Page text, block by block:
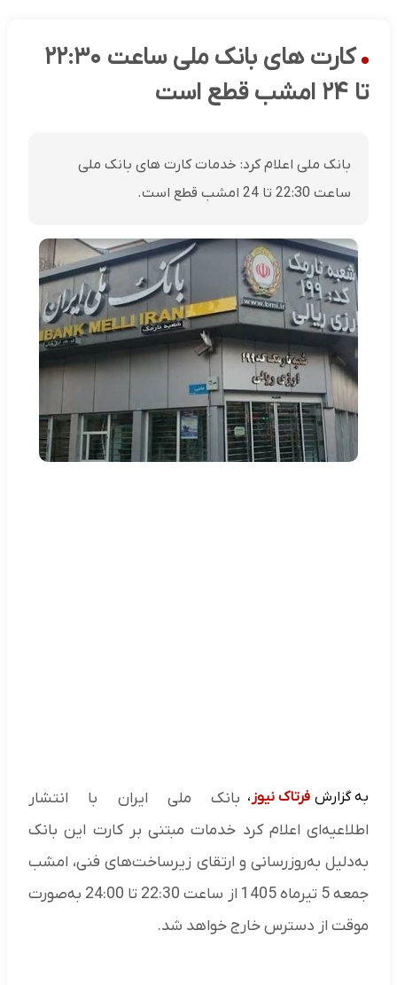
کارت های بانک ملی ساعت ۲۲:۳۰
تا ۲۴ امشب قطع است
بانک ملی اعلام کرد: خدمات کارت های بانک ملی
ساعت 22:30 تا 24 امشب قطع است.
به گزارش فرتاک نیوز ، بانک ملی ایران با انتشار
اطلاعیه‌ای اعلام کرد خدمات مبتنی بر کارت این بانک
به‌دلیل به‌روزرسانی و ارتقای زیرساخت‌های فنی، امشب
جمعه 5 تیرماه 1405 از ساعت 22:30 تا 24:00 به‌صورت
موقت از دسترس خارج خواهد شد.